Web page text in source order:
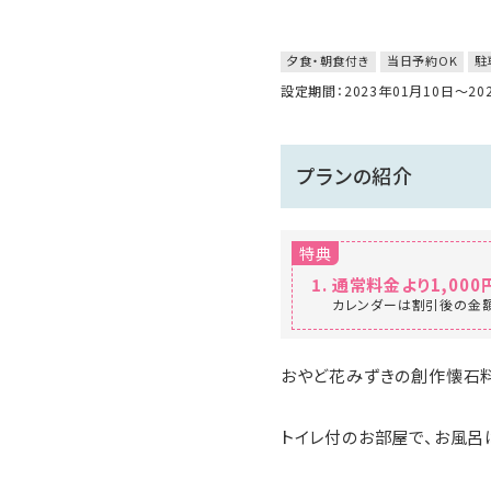
夕食・朝食付き 当日予約OK
設定期間：2023年01月10日～
プランの紹介
特典
通常料金より1,000
カレンダーは割引後の金
おやど花みずきの創作懐石
トイレ付のお部屋で、お風